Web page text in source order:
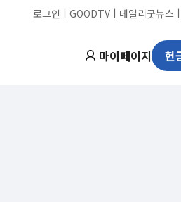
로그인 ㅣ GOODTV ㅣ 데일리굿뉴스 ㅣ
마이페이지 헌